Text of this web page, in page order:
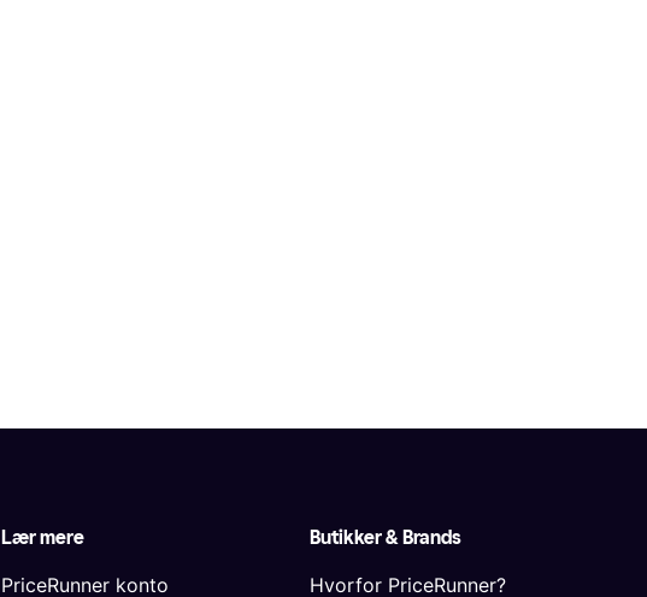
Lær mere
PriceRunner konto
Butikker & Brands
Hvorfor PriceRunner?